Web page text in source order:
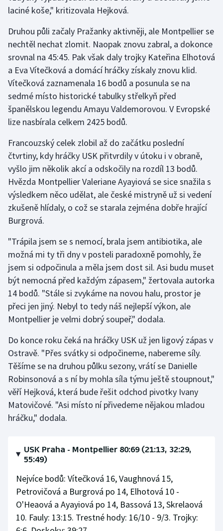
Stolní tenis
Triatlon
Veslování
Vodní slalom
Volejbal
Ostatní
laciné koše," kritizovala Hejková.
Druhou půli začaly Pražanky aktivněji, ale Montpellier se
nechtěl nechat zlomit. Naopak znovu zabral, a dokonce
srovnal na 45:45. Pak však daly trojky Kateřina Elhotová
a Eva Vítečková a domácí hráčky získaly znovu klid.
Vítečková zaznamenala 16 bodů a posunula se na
sedmé místo historické tabulky střelkyň před
španělskou legendu Amayu Valdemorovou. V Evropské
lize nasbírala celkem 2425 bodů.
Francouzský celek zlobil až do začátku poslední
čtvrtiny, kdy hráčky USK přitvrdily v útoku i v obraně,
vyšlo jim několik akcí a odskočily na rozdíl 13 bodů.
Hvězda Montpellier Valeriane Ayayiová se sice snažila s
výsledkem něco udělat, ale české mistryně už si vedení
zkušeně hlídaly, o což se starala zejména dobře hrající
Burgrová.
"Trápila jsem se s nemocí, brala jsem antibiotika, ale
možná mi ty tři dny v posteli paradoxně pomohly, že
jsem si odpočinula a měla jsem dost sil. Asi budu muset
být nemocná před každým zápasem," žertovala autorka
14 bodů. "Stále si zvykáme na novou halu, prostor je
přeci jen jiný. Nebyl to tedy náš nejlepší výkon, ale
Montpellier je velmi dobrý soupeř," dodala.
Do konce roku čeká na hráčky USK už jen ligový zápas v
Ostravě. "Přes svátky si odpočineme, nabereme síly.
Těšíme se na druhou půlku sezony, vrátí se Danielle
Robinsonová a s ní by mohla síla týmu ještě stoupnout,"
věří Hejková, která bude řešit odchod pivotky Ivany
Matovičové. "Asi místo ní přivedeme nějakou mladou
hráčku," dodala.
USK Praha - Montpellier 80:69 (21:13, 32:29,
55:49)
Nejvíce bodů: Vítečková 16, Vaughnová 15,
Petrovičová a Burgrová po 14, Elhotová 10 -
O'Heaová a Ayayiová po 14, Bassová 13, Skrelaová
10. Fauly: 13:15. Trestné hody: 16/10 - 9/3. Trojky: